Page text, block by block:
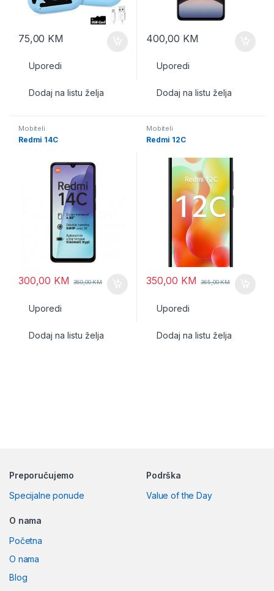
75,00 KM
Uporedi
Dodaj na listu želja
400,00 KM
Uporedi
Dodaj na listu želja
Mobiteli
Redmi 14C
300,00 KM 360,00KM
Uporedi
Dodaj na listu želja
Mobiteli
Redmi 12C
350,00 KM 365,00KM
Uporedi
Dodaj na listu želja
Preporučujemo
Specijalne ponude
Podrška
Value of the Day
O nama
Početna
O nama
Blog